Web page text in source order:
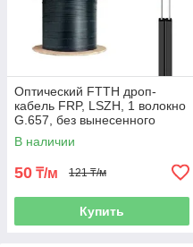
Оптический FTTH дроп-
кабель FRP, LSZH, 1 волокно
G.657, без вынесенного
силового элемента
В наличии
50 ₸/м 121 ₸/м
Купить